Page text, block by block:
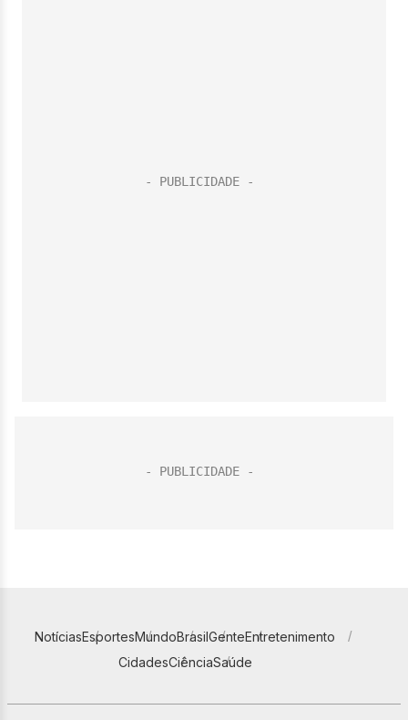
NotíciasEsportesMundoBrasilGenteEntretenimento
CidadesCiênciaSaúde